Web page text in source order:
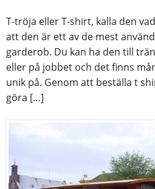
T-tröja eller T-shirt, kalla den
att den är ett av de mest
garderob. Du kan ha den till
eller på jobbet och det finns
unik på. Genom att beställa t
göra […]